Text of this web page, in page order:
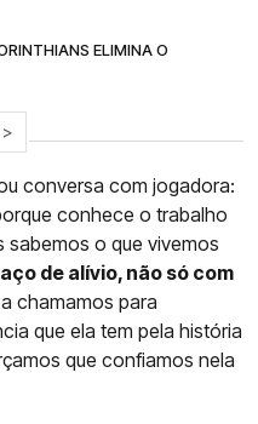
ELIMINA O
>
conversa com jogadora:
conhece o trabalho
sabemos o que vivemos
de alívio, não só com
chamamos para
que ela tem pela história
que confiamos nela